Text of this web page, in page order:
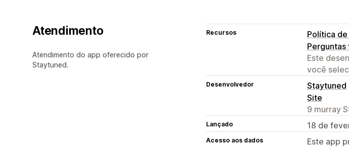
Atendimento
Atendimento do app oferecido por
Staytuned.
Recursos
Política
Este
você
Desenvolvedor
Staytuned
Site
9 murray
Lançado 18 de
Acesso aos dados
Este app